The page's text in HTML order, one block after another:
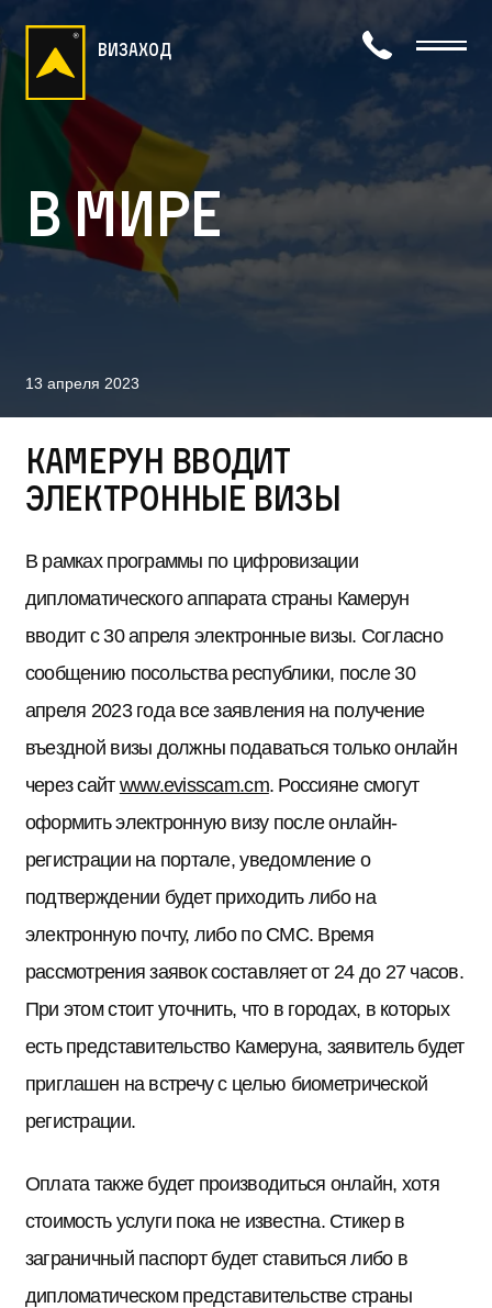
визаход
В мире
13 апреля 2023
Камерун вводит
электронные визы
В рамках программы по цифровизации
дипломатического аппарата страны Камерун
вводит с 30 апреля электронные визы. Согласно
сообщению посольства республики, после 30
апреля 2023 года все заявления на получение
въездной визы должны подаваться только онлайн
через сайтwww.evisscam.cm. Россияне смогут
оформить электронную визу после онлайн-
регистрации на портале, уведомление о
подтверждении будет приходить либо на
электронную почту, либо по СМС. Время
рассмотрения заявок составляет от 24 до 27 часов.
При этом стоит уточнить, что в городах, в которых
есть представительство Камеруна, заявитель будет
приглашен на встречу с целью биометрической
регистрации.
Оплата также будет производиться онлайн, хотя
стоимость услуги пока не известна. Стикер в
заграничный паспорт будет ставиться либо в
дипломатическом представительстве страны